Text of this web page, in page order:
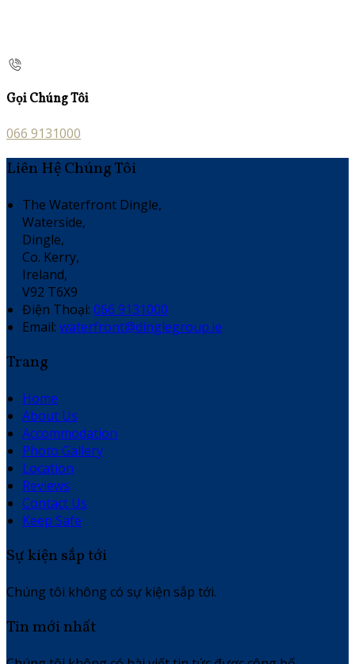
Gọi Chúng Tôi
066 9131000
Liên Hệ Chúng Tôi
The Waterfront Dingle,
Waterside,
Dingle,
Co. Kerry,
Ireland,
V92 T6X9
Điện Thoại: 066 9131000
Email: waterfront@dinglegroup.ie
Trang
Home
About Us
Accommodation
Photo Gallery
Location
Reviews
Contact Us
Keep Safe
Sự kiện sắp tới
Chúng tôi không có sự kiện sắp tới.
Tin mới nhất